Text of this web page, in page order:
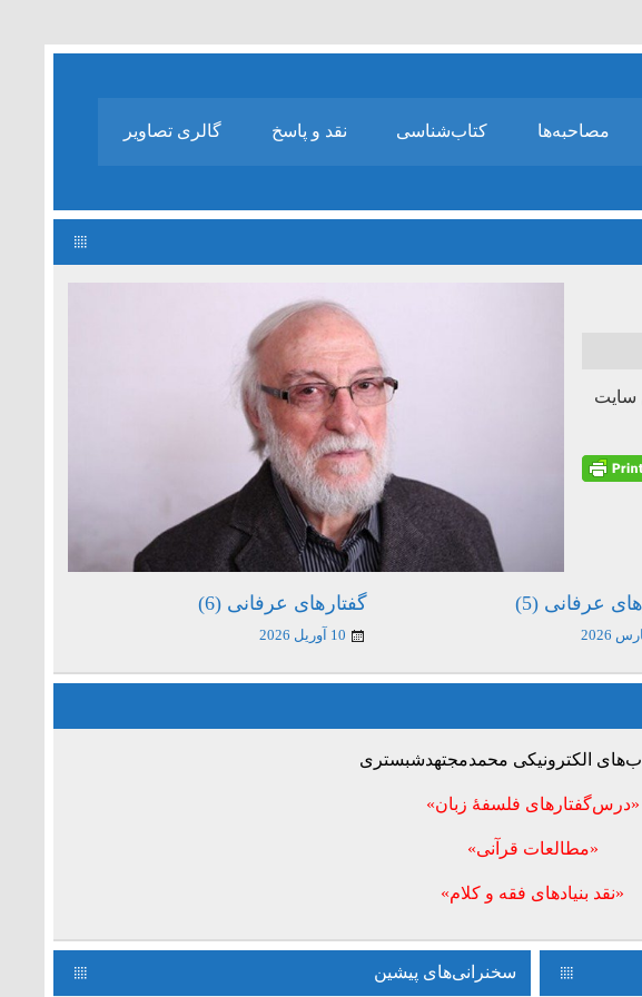
مصاحبه‌ها کتاب‌شناسی نقد و پاسخ گالری تصاویر
در این سایت
گفتارهای عرفانی (6)
10 آوریل 2026
عرفانی (5)
الکترونیکی محمدمجتهدشبستری
«درس‌گفتارهای فلسفۀ زبان»
«مطالعات قرآنی»
«نقد بنیادهای فقه و کلام»
سخنرانی‌های پیشین